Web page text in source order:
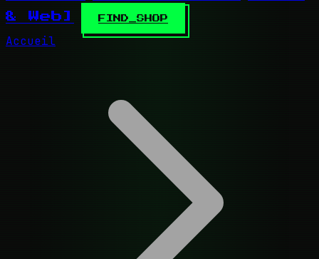
& Web]
FIND_SHOP
Accueil